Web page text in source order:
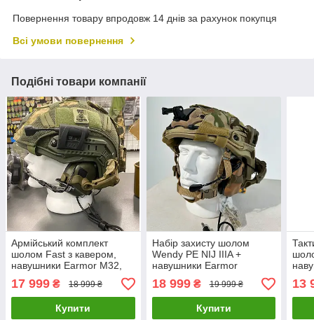
Повернення товару впродовж 14 днів за рахунок покупця
Всі умови повернення
Подібні товари компанії
Армійський комплект
шолом Fast з кавером,
навушники Earmor М32,
кріплення чебурашка,
противага (Оливкова) S
17 999 ₴ 18 999 ₴
Купити
Набір захисту шолом
Wendy PE NIJ IIIA +
навушники Earmor
M31/M32 + кавер з
противагою + кріплення
Чебурашки
18 999₴ 19 999 ₴
Купити
13